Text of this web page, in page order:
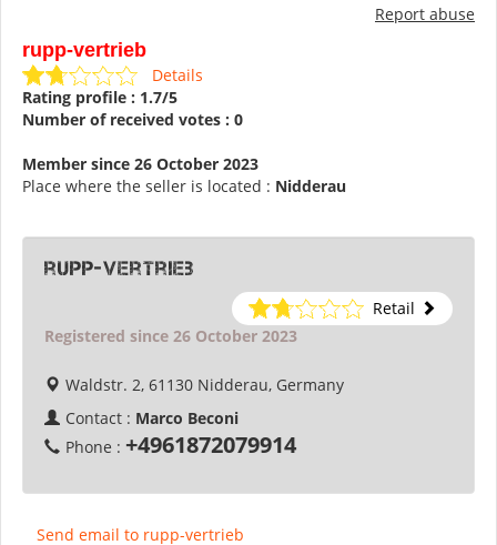
Report abuse
rupp-vertrieb
Details
Rating profile : 1.7/5
Number of received votes : 0
Member since 26 October 2023
Place where the seller is located : Nidderau
rupp-vertrieb
Retail
Registered since 26 October 2023
Waldstr. 2, 61130 Nidderau, Germany
Contact : Marco Beconi
Phone : +4961872079914
Send email to rupp-vertrieb